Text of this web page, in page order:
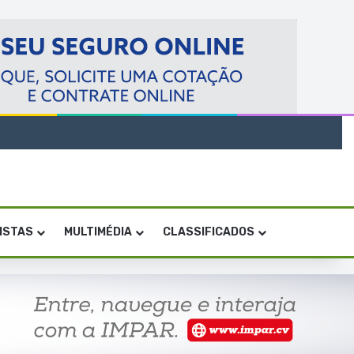
MULTIMÉDIA CLASSIFICADOS